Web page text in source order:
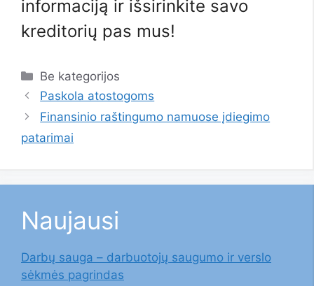
informaciją ir išsirinkite savo
kreditorių pas mus!
Kategorijos
Be kategorijos
Paskola atostogoms
Finansinio raštingumo namuose įdiegimo
patarimai
Naujausi
Darbų sauga – darbuotojų saugumo ir verslo
sėkmės pagrindas